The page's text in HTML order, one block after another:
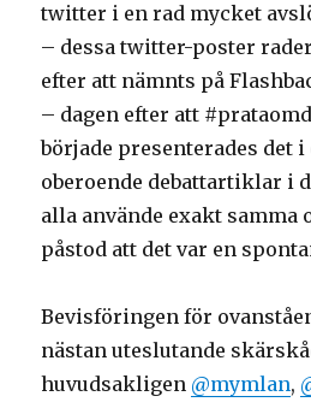
twitter i en rad mycket
– dessa twitter-poster
efter att nämnts på
– dagen efter att
började presenterades det
oberoende debattartiklar i
alla använde exakt samma
påstod att det var en
Bevisföringen för
nästan uteslutande
huvudsakligen @mymlan,